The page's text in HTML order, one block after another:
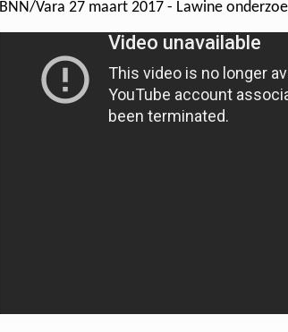
BNN/Vara 27 maart 2017 - Lawine